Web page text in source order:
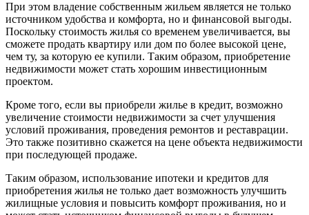
При этом владение собственным жильем является не только
источником удобства и комфорта, но и финансовой выгоды.
Поскольку стоимость жилья со временем увеличивается, вы
сможете продать квартиру или дом по более высокой цене,
чем ту, за которую ее купили. Таким образом, приобретение
недвижимости может стать хорошим инвестиционным
проектом.
Кроме того, если вы приобрели жилье в кредит, возможно
увеличение стоимости недвижимости за счет улучшения
условий проживания, проведения ремонтов и реставрации.
Это также позитивно скажется на цене объекта недвижимости
при последующей продаже.
Таким образом, использование ипотеки и кредитов для
приобретения жилья не только дает возможность улучшить
жилищные условия и повысить комфорт проживания, но и